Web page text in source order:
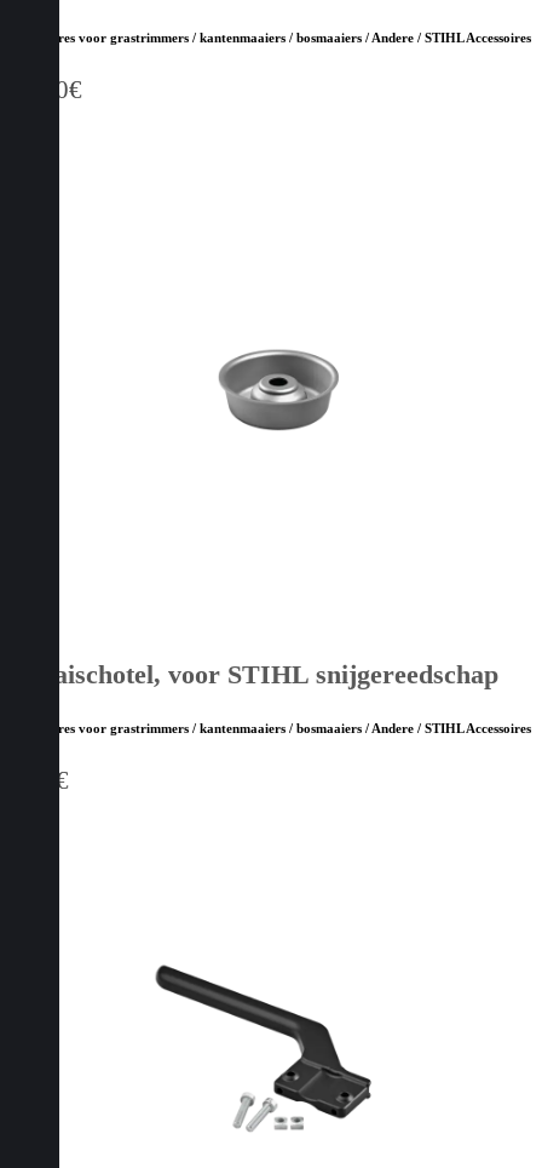
Accessoires voor grastrimmers / kantenmaaiers / bosmaaiers / Andere / STIHL Accessoires
11,20€
Draaischotel, voor STIHL snijgereedschap
Accessoires voor grastrimmers / kantenmaaiers / bosmaaiers / Andere / STIHL Accessoires
€